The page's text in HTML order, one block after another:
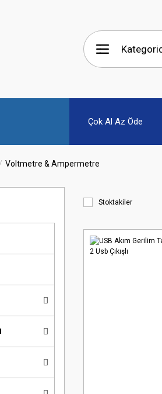
Çok Al Az Öde
Voltmetre & Ampermetre
Stoktakiler